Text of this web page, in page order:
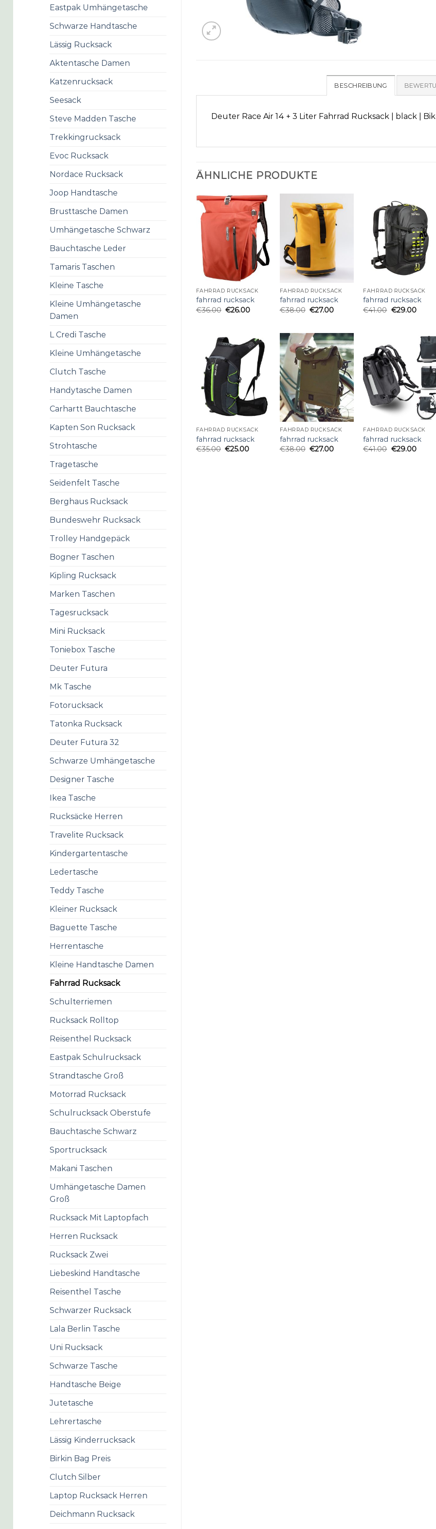
Eastpak Umhängetasche
Schwarze Handtasche
Lässig Rucksack
Aktentasche Damen
Katzenrucksack
Seesack
Steve Madden Tasche
Trekkingrucksack
Evoc Rucksack
Nordace Rucksack
Joop Handtasche
Brusttasche Damen
Umhängetasche Schwarz
Bauchtasche Leder
Tamaris Taschen
Kleine Tasche
Kleine Umhängetasche
Damen
L Credi Tasche
Kleine Umhängetasche
Clutch Tasche
Handytasche Damen
Carhartt Bauchtasche
Kapten Son Rucksack
Strohtasche
Tragetasche
Seidenfelt Tasche
Berghaus Rucksack
Bundeswehr Rucksack
Trolley Handgepäck
Bogner Taschen
Kipling Rucksack
Marken Taschen
Tagesrucksack
Mini Rucksack
Toniebox Tasche
Deuter Futura
Mk Tasche
Fotorucksack
Tatonka Rucksack
Deuter Futura 32
Schwarze Umhängetasche
Designer Tasche
Ikea Tasche
Rucksäcke Herren
Travelite Rucksack
Kindergartentasche
Ledertasche
Teddy Tasche
Kleiner Rucksack
Baguette Tasche
Herrentasche
Kleine Handtasche Damen
Fahrrad Rucksack
Schulterriemen
Rucksack Rolltop
Reisenthel Rucksack
Eastpak Schulrucksack
Strandtasche Groß
Motorrad Rucksack
Schulrucksack Oberstufe
Bauchtasche Schwarz
Sportrucksack
Makani Taschen
Umhängetasche Damen
Groß
Rucksack Mit Laptopfach
Herren Rucksack
Rucksack Zwei
Liebeskind Handtasche
Reisenthel Tasche
Schwarzer Rucksack
Lala Berlin Tasche
Uni Rucksack
Schwarze Tasche
Handtasche Beige
Jutetasche
Lehrertasche
Lässig Kinderrucksack
Birkin Bag Preis
Clutch Silber
Laptop Rucksack Herren
Deichmann Rucksack
BESCHREIBUNG
Deuter Race Air 14 + 3 Liter Fahrrad Rucksack | black |
ÄHNLICHE PRODUKTE
FAHRRAD RUCKSACK
fahrrad rucksack
€36.00 €26.00
FAHRRAD RUCKSACK
fahrrad rucksack
€38.00 €27.00
FAHRRAD RUCKSACK
fahrrad rucksack
€41.00 €29.00
FAHRRAD RUCKSACK
fahrrad rucksack
€35.00 €25.00
FAHRRAD RUCKSACK
fahrrad rucksack
€38.00 €27.00
FAHRRAD RUCKSACK
fahrrad rucksack
€41.00 €29.00